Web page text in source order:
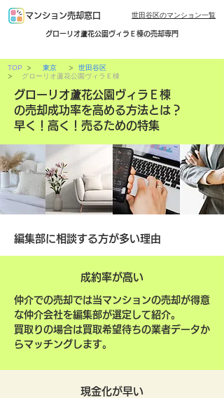
マンション売却窓口 世田谷区のマンション一覧
グローリオ蘆花公園ヴィラＥ棟の売却専門
TOP > 東京
>
>
グローリオ蘆花公園ヴィラＥ棟
世田谷区
グローリオ蘆花公園ヴィラＥ棟
の売却成功率を高める方法とは？
早く！高く！売るための特集
編集部に相談する方が多い理由
成約率が高い
仲介での売却では当マンションの売却が得意
な仲介会社を編集部が選定して紹介。
買取りの場合は買取希望待ちの業者データか
らマッチングします。
現金化が早い